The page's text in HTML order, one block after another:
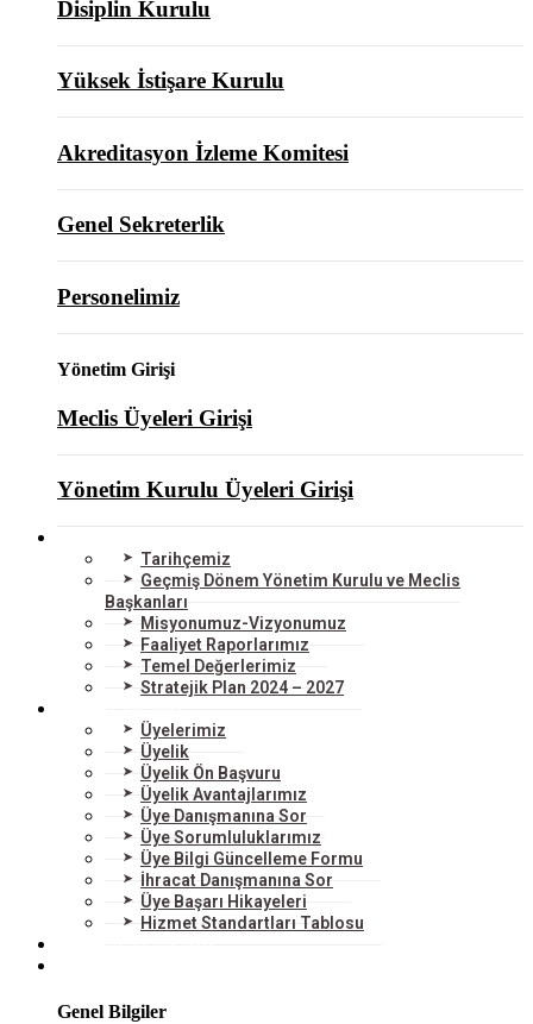
Disiplin Kurulu
Yüksek İstişare Kurulu
Akreditasyon İzleme Komitesi
Genel Sekreterlik
Personelimiz
Yönetim Girişi
Meclis Üyeleri Girişi
Yönetim Kurulu Üyeleri Girişi
Tarihçemiz
Geçmiş Dönem Yönetim Kurulu ve Meclis
Başkanları
Misyonumuz-Vizyonumuz
Faaliyet Raporlarımız
Temel Değerlerimiz
Stratejik Plan 2024 – 2027
Üyelerimiz
Üyelik
Üyelik Ön Başvuru
Üyelik Avantajlarımız
Üye Danışmanına Sor
Üye Sorumluluklarımız
Üye Bilgi Güncelleme Formu
İhracat Danışmanına Sor
Üye Başarı Hikayeleri
Hizmet Standartları Tablosu
Genel Bilgiler